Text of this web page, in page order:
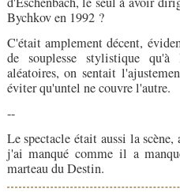
Bychkov en 1992 ?
C'était amplement décent,
de souplesse stylistique
aléatoires, on sentait
éviter qu'untel ne couvre l'autre.
--
Le spectacle était aussi la
j'ai manqué comme il a
marteau du Destin.